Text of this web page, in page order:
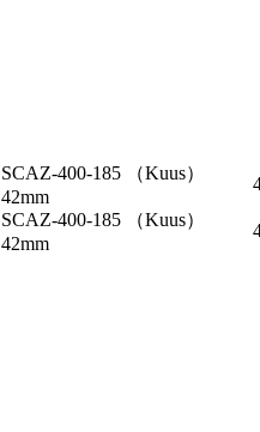
SCAZ-400-185 （Kuus）
42mm
SCAZ-400-185 （Kuus）
42mm